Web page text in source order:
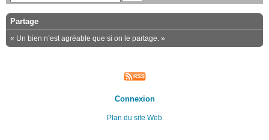
Partage
« Un bien n’est agréable que si on le partage. »
Connexion
Plan du site Web